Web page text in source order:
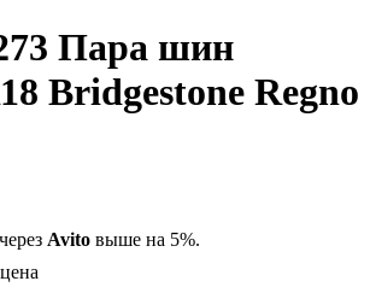
Пара шин
Bridgestone Regno
Avito выше на 5%.